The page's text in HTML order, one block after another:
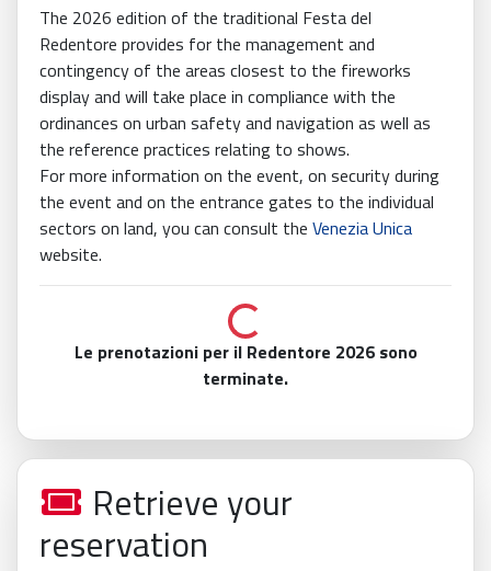
The 2026 edition of the traditional Festa del
Redentore provides for the management and
contingency of the areas closest to the fireworks
display and will take place in compliance with the
ordinances on urban safety and navigation as well as
the reference practices relating to shows.
For more information on the event, on security during
the event and on the entrance gates to the individual
sectors on land, you can consult the Venezia Unica
website.
Loading...
Le prenotazioni per il Redentore 2026 sono
terminate.
Retrieve your
reservation